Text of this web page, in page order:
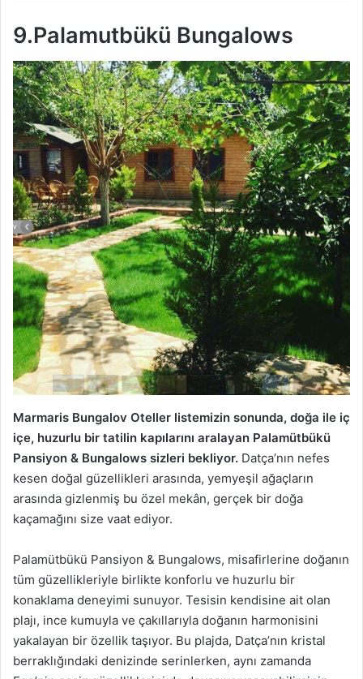
9.Palamutbükü Bungalows
Marmaris Bungalov Oteller listemizin sonunda, doğa ile iç
içe, huzurlu bir tatilin kapılarını aralayan Palamütbükü
Pansiyon & Bungalows sizleri bekliyor. Datça’nın nefes
kesen doğal güzellikleri arasında, yemyeşil ağaçların
arasında gizlenmiş bu özel mekân, gerçek bir doğa
kaçamağını size vaat ediyor.
Palamütbükü Pansiyon & Bungalows, misafirlerine doğanın
tüm güzellikleriyle birlikte konforlu ve huzurlu bir
konaklama deneyimi sunuyor. Tesisin kendisine ait olan
plajı, ince kumuyla ve çakıllarıyla doğanın harmonisini
yakalayan bir özellik taşıyor. Bu plajda, Datça’nın kristal
berraklığındaki denizinde serinlerken, aynı zamanda